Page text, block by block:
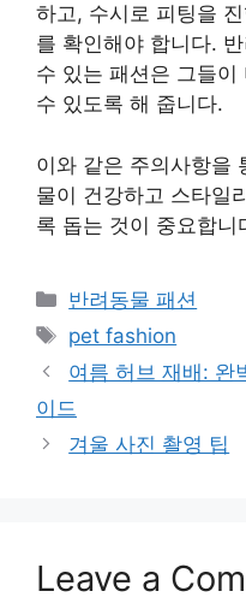
하고, 수시로 피팅을
를 확인해야 합니다.
수 있는 패션은 그들
수 있도록 해 줍니다.
이와 같은 주의사항을
물이 건강하고 스타일
록 돕는 것이 중요합니
Categories
반려동물 패션
Tags
pet fashion
여름 허브 재배: 완
이드
겨울 사진 촬영 팁
Leave a